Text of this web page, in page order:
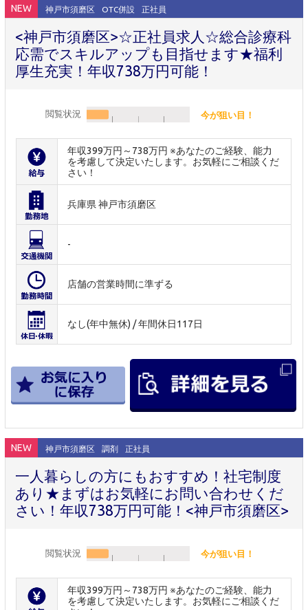
NEW 神戸市須磨区 OTC併設 正社員
<神戸市須磨区>☆正社員求人☆総合診療科
応需でスキルアップも目指せます★福利
厚生充実！年収738万円可能！
閲覧状況 今が狙い目！
年収399万円～738万円 ※あなたのご経験、能力
を考慮して決定いたします。お気軽にご相談くだ
さい！
兵庫県 神戸市須磨区
-
店舗の営業時間に準ずる
なし(年中無休) / 年間休日117日
NEW 神戸市須磨区 調剤 正社員
一人暮らしの方にもおすすめ！社宅制度
あり★まずはお気軽にお問い合わせくだ
さい！年収738万円可能！<神戸市須磨区>
閲覧状況 今が狙い目！
年収399万円～738万円 ※あなたのご経験、能力
を考慮して決定いたします。お気軽にご相談くだ